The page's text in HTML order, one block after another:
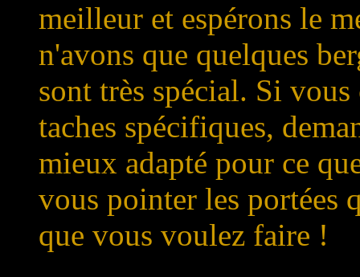
meilleur et espérons le
n'avons que quelques
sont très spécial. Si
taches spécifiques,
mieux adapté pour ce
vous pointer les portées
que vous voulez faire !